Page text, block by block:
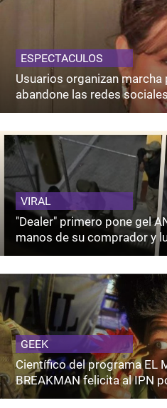
ESPECTACULOS
Usuarios organizan marcha
abandone las redes
VIRAL
"Dealer" primero pone gel
manos de su comprador y
GEEK
Científico del programa EL
BREAKMAN felicita al IPN